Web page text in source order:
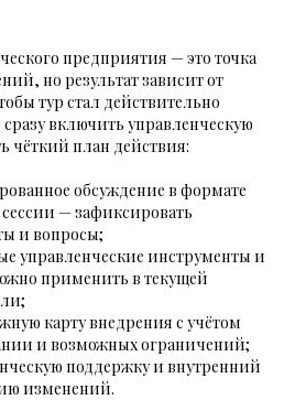
предприятия — это точка
но результат зависит от
тур стал действительно
включить управленческую
чёткий план действия:
обсуждение в формате
— зафиксировать
и вопросы;
управленческие инструменты и
применить в текущей
карту внедрения с учётом
и возможных ограничений;
поддержку и внутренний
изменений.